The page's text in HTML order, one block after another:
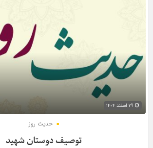
حدیث روز
توصیف دوستان شهید